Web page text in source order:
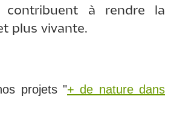
contribuent à rendre la
plus vivante.
projets "+ de nature dans